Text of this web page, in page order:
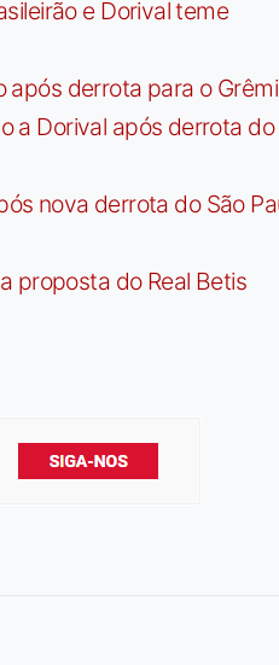
e Dorival teme
após derrota para o
a Dorival após derrota do
nova derrota do São
proposta do Real Betis